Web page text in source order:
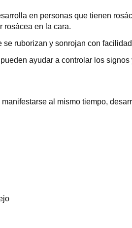
en personas que tienen
rosácea en la cara.
ruborizan y sonrojan con
ayudar a controlar los signos
al mismo tiempo,